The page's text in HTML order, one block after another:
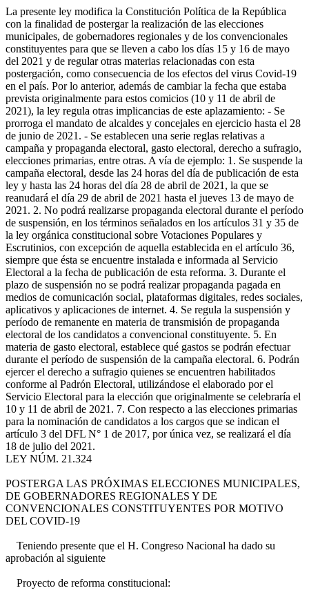
La presente ley modifica la Constitución Política de la República
con la finalidad de postergar la realización de las elecciones
municipales, de gobernadores regionales y de los convencionales
constituyentes para que se lleven a cabo los días 15 y 16 de mayo
del 2021 y de regular otras materias relacionadas con esta
postergación, como consecuencia de los efectos del virus Covid-19
en el país. Por lo anterior, además de cambiar la fecha que estaba
prevista originalmente para estos comicios (10 y 11 de abril de
2021), la ley regula otras implicancias de este aplazamiento: - Se
prorroga el mandato de alcaldes y concejales en ejercicio hasta el 28
de junio de 2021. - Se establecen una serie reglas relativas a
campaña y propaganda electoral, gasto electoral, derecho a sufragio,
elecciones primarias, entre otras. A vía de ejemplo: 1. Se suspende la
campaña electoral, desde las 24 horas del día de publicación de esta
ley y hasta las 24 horas del día 28 de abril de 2021, la que se
reanudará el día 29 de abril de 2021 hasta el jueves 13 de mayo de
2021. 2. No podrá realizarse propaganda electoral durante el período
de suspensión, en los términos señalados en los artículos 31 y 35 de
la ley orgánica constitucional sobre Votaciones Populares y
Escrutinios, con excepción de aquella establecida en el artículo 36,
siempre que ésta se encuentre instalada e informada al Servicio
Electoral a la fecha de publicación de esta reforma. 3. Durante el
plazo de suspensión no se podrá realizar propaganda pagada en
medios de comunicación social, plataformas digitales, redes sociales,
aplicativos y aplicaciones de internet. 4. Se regula la suspensión y
período de remanente en materia de transmisión de propaganda
electoral de los candidatos a convencional constituyente. 5. En
materia de gasto electoral, establece qué gastos se podrán efectuar
durante el período de suspensión de la campaña electoral. 6. Podrán
ejercer el derecho a sufragio quienes se encuentren habilitados
conforme al Padrón Electoral, utilizándose el elaborado por el
Servicio Electoral para la elección que originalmente se celebraría el
10 y 11 de abril de 2021. 7. Con respecto a las elecciones primarias
para la nominación de candidatos a los cargos que se indican el
artículo 3 del DFL N° 1 de 2017, por única vez, se realizará el día
18 de julio del 2021.
LEY NÚM. 21.324
POSTERGA LAS PRÓXIMAS ELECCIONES MUNICIPALES,
DE GOBERNADORES REGIONALES Y DE
CONVENCIONALES CONSTITUYENTES POR MOTIVO
DEL COVID-19
Teniendo presente que el H. Congreso Nacional ha dado su
aprobación al siguiente
Proyecto de reforma constitucional: